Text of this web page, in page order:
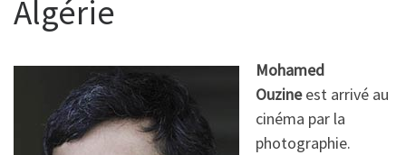
Algérie
Mohamed
Ouzineest arrivé au
cinéma par la
photographie.